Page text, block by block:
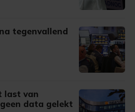
tegenvallend
last van
data gelekt